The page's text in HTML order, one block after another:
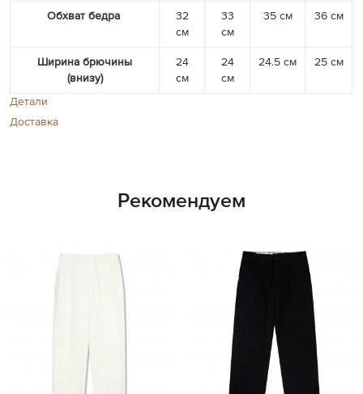
Обхват бедра
32
см
33
см
35 см 36 см
Ширина брючины
(внизу)
24
см
24
см
24.5 см 25 см
Детали
Доставка
Рекомендуем